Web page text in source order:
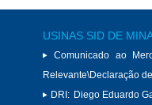
USINAS SID DE
Comunicado ao
Relevante\Declaração
DRI: Diego Eduardo